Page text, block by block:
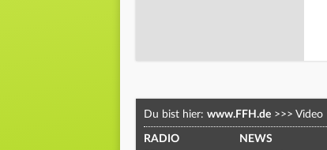
Du bist hier: www.FFH.de >>> Video
RADIO NEWS